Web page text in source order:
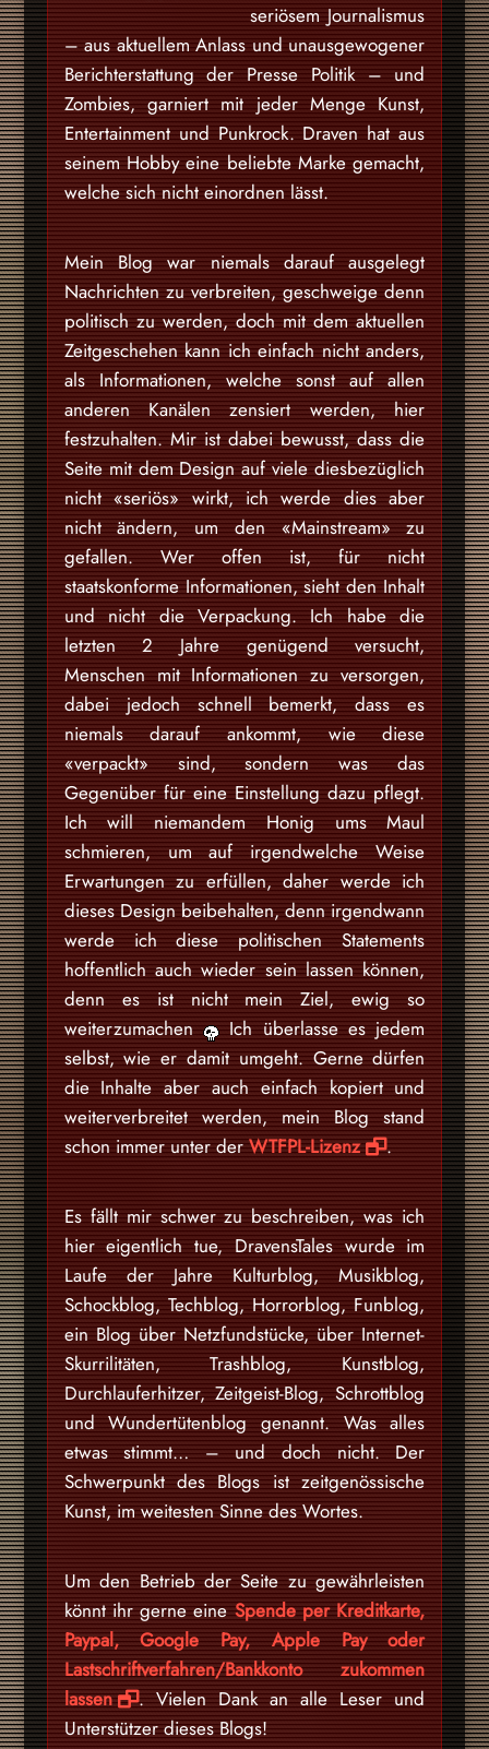
seriösem Journalismus
– aus aktuellem Anlass und unausgewogener
Berichterstattung der Presse Politik – und
Zombies, garniert mit jeder Menge Kunst,
Entertainment und Punkrock. Draven hat aus
seinem Hobby eine beliebte Marke gemacht,
welche sich nicht einordnen lässt.
Mein Blog war niemals darauf ausgelegt
Nachrichten zu verbreiten, geschweige denn
politisch zu werden, doch mit dem aktuellen
Zeitgeschehen kann ich einfach nicht anders,
als Informationen, welche sonst auf allen
anderen Kanälen zensiert werden, hier
festzuhalten. Mir ist dabei bewusst, dass die
Seite mit dem Design auf viele diesbezüglich
nicht «seriös» wirkt, ich werde dies aber
nicht ändern, um den «Mainstream» zu
gefallen. Wer offen ist, für nicht
staatskonforme Informationen, sieht den Inhalt
und nicht die Verpackung. Ich habe die
letzten 2 Jahre genügend versucht,
Menschen mit Informationen zu versorgen,
dabei jedoch schnell bemerkt, dass es
niemals darauf ankommt, wie diese
«verpackt» sind, sondern was das
Gegenüber für eine Einstellung dazu pflegt.
Ich will niemandem Honig ums Maul
schmieren, um auf irgendwelche Weise
Erwartungen zu erfüllen, daher werde ich
dieses Design beibehalten, denn irgendwann
werde ich diese politischen Statements
hoffentlich auch wieder sein lassen können,
denn es ist nicht mein Ziel, ewig so
weiterzumachen
Ich überlasse es jedem
selbst, wie er damit umgeht. Gerne dürfen
die Inhalte aber auch einfach kopiert und
weiterverbreitet werden, mein Blog stand
schon immer unter derWTFPL-Lizenz .
Es fällt mir schwer zu beschreiben, was ich
hier eigentlich tue, DravensTales wurde im
Laufe der Jahre Kulturblog, Musikblog,
Schockblog, Techblog, Horrorblog, Funblog,
ein Blog über Netzfundstücke, über Internet-
Skurrilitäten, Trashblog, Kunstblog,
Durchlauferhitzer, Zeitgeist-Blog, Schrottblog
und Wundertütenblog genannt. Was alles
etwas stimmt… – und doch nicht. Der
Schwerpunkt des Blogs ist zeitgenössische
Kunst, im weitesten Sinne des Wortes.
Um den Betrieb der Seite zu gewährleisten
könnt ihr gerne eineSpende per Kreditkarte,
Paypal, Google Pay, Apple Pay oder
Lastschriftverfahren/Bankkonto zukommen
lassen
. Vielen Dank an alle Leser und
Unterstützer dieses Blogs!